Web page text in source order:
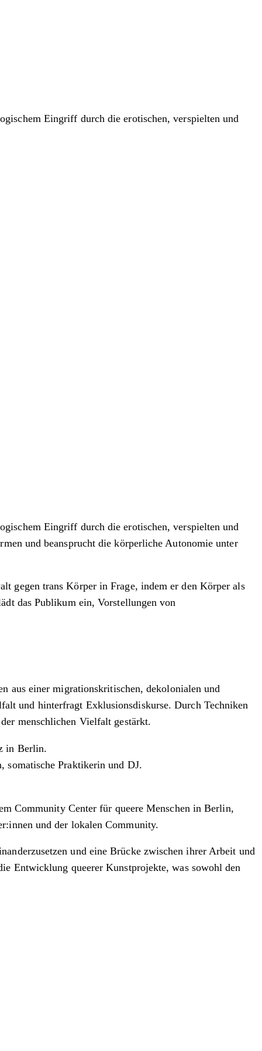
Eingriff durch die erotischen, verspielten und
Eingriff durch die erotischen, verspielten und
und beansprucht die körperliche Autonomie unter
gegen trans Körper in Frage, indem er den Körper als
das Publikum ein, Vorstellungen von
aus einer migrationskritischen, dekolonialen und
und hinterfragt Exklusionsdiskurse. Durch Techniken
menschlichen Vielfalt gestärkt.
in Berlin.
somatische Praktikerin und DJ.
Community Center für queere Menschen in Berlin,
und der lokalen Community.
und eine Brücke zwischen ihrer Arbeit und
Entwicklung queerer Kunstprojekte, was sowohl den